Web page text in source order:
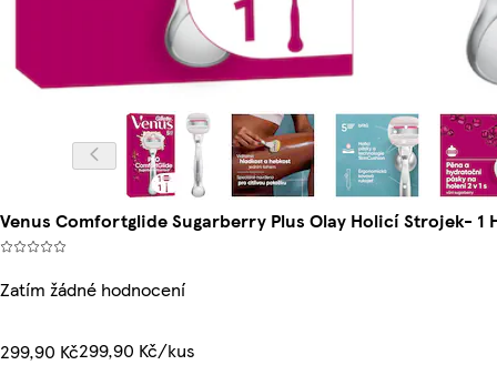
Venus Comfortglide Sugarberry Plus Olay Holicí Strojek- 1
Zatím žádné hodnocení
299,90 Kč299,90 Kč/kus